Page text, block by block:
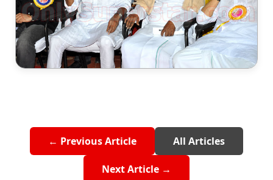
← Previous Article All Articles
Next Article →